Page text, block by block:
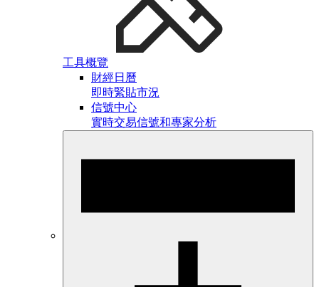
工具概覽
財經日曆
即時緊貼市況
信號中心
實時交易信號和專家分析